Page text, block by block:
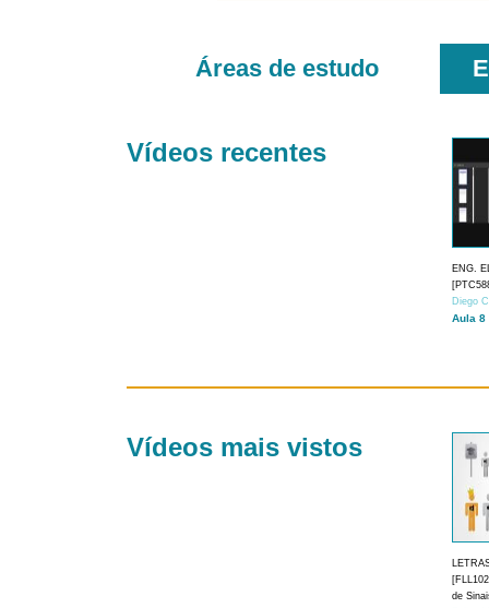
Áreas de estudo
Vídeos recentes
ENG.
Diego
Aula 8
Vídeos mais vistos
de